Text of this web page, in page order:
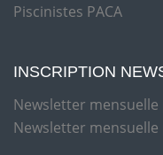
Piscinistes PACA
INSCRIPTION
Newsletter
Newsletter